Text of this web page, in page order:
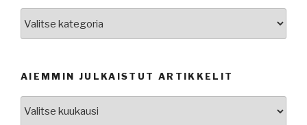
AIEMMIN JULKAISTUT ARTIKKELIT
Aiemmin